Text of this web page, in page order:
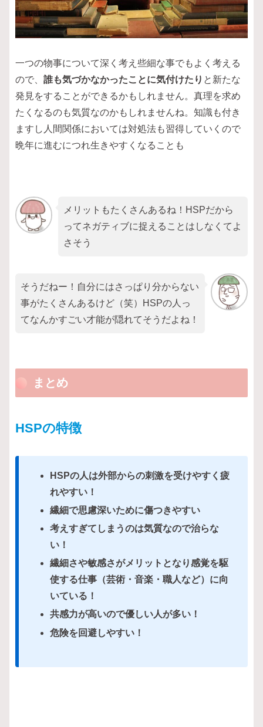
一つの物事について深く考え些細な事でもよく考える
ので、 誰も気づかなかったことに気付けたり と新たな
発見をすることができるかもしれません。真理を求め
たくなるのも気質なのかもしれませんね。知識も付き
ますし人間関係においては対処法も習得していくので
晩年に進むにつれ生きやすくなることも
メリットもたくさんあるね！HSPだから
ってネガティブに捉えることはしなくてよ
さそう
そうだねー！自分にはさっぱり分からない
事がたくさんあるけど（笑）HSPの人っ
てなんかすごい才能が隠れてそうだよね！
まとめ
HSPの特徴
HSPの人は外部からの刺激を受けやすく疲
れやすい！
繊細で思慮深いために傷つきやすい
考えすぎてしまうのは気質なので治らな
い！
繊細さや敏感さがメリットとなり感覚を駆
使する仕事（芸術・音楽・職人など）に向
いている！
共感力が高いので優しい人が多い！
危険を回避しやすい！